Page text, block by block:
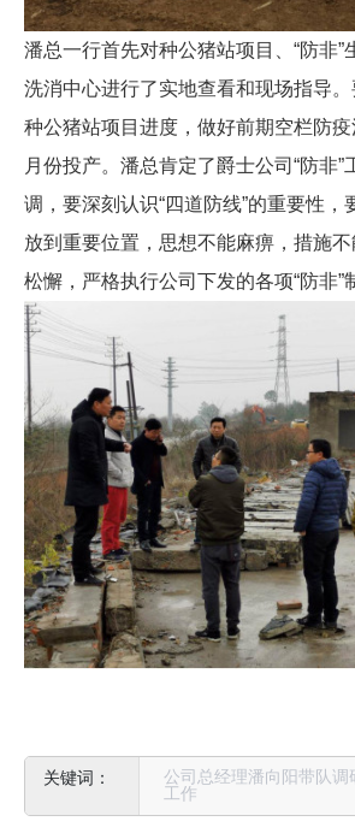
潘总一行首先对种公猪站项目、“防非”
洗消中心进行了实地查看和现场指导
种公猪站项目进度，做好前期空栏防
月份投产。潘总肯定了爵士公司“防非”
调，要深刻认识“四道防线”的重要性，
放到重要位置，思想不能麻痹，措施
松懈，严格执行公司下发的各项“防非”
公司总经理潘向阳带队调
工作